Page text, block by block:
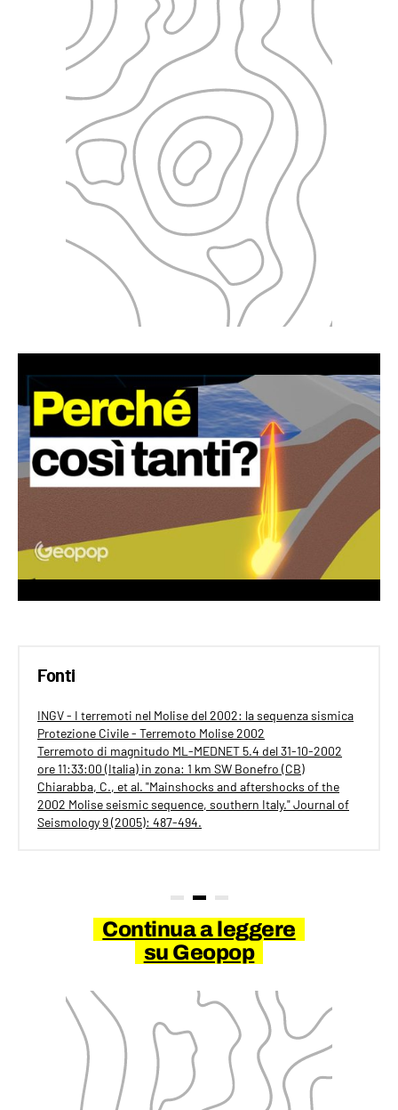
Fonti
INGV - I terremoti nel Molise del 2002: la sequenza sismica
Protezione Civile - Terremoto Molise 2002
Terremoto di magnitudo ML-MEDNET 5.4 del 31-10-2002
ore 11:33:00 (Italia) in zona: 1 km SW Bonefro (CB)
Chiarabba, C., et al. "Mainshocks and aftershocks of the
2002 Molise seismic sequence, southern Italy." Journal of
Seismology 9 (2005): 487-494.
Continua a leggere
su Geopop